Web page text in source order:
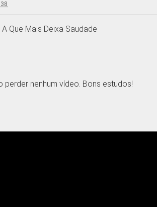
Que Mais Deixa Saudade
perder nenhum vídeo. Bons estudos!